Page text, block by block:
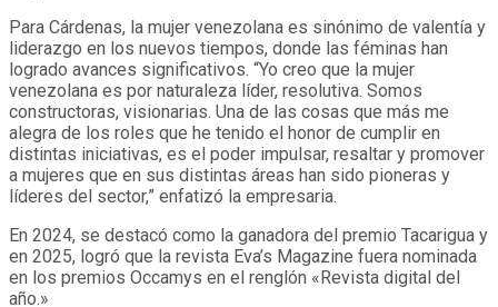
Para Cárdenas, la mujer venezolana es sinónimo de valentía y
liderazgo en los nuevos tiempos, donde las féminas han
logrado avances significativos. “Yo creo que la mujer
venezolana es por naturaleza líder, resolutiva. Somos
constructoras, visionarias. Una de las cosas que más me
alegra de los roles que he tenido el honor de cumplir en
distintas iniciativas, es el poder impulsar, resaltar y promover
a mujeres que en sus distintas áreas han sido pioneras y
líderes del sector,” enfatizó la empresaria.
En 2024, se destacó como la ganadora del premio Tacarigua y
en 2025, logró que la revista Eva’s Magazine fuera nominada
en los premios Occamys en el renglón «Revista digital del
año.»